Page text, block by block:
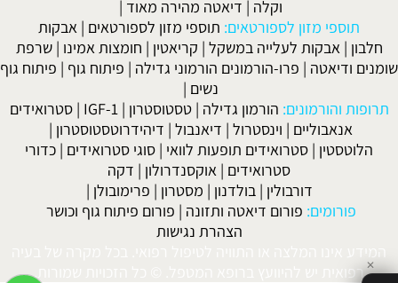
וקלה | דיאטה מהירה מאוד |
תוספי מזון לספורטאים: תוספי מזון לספורטאים | אבקות
חלבון | אבקות לעלייה במשקל | קריאטין | חומצות אמינו |שרפת
שומנים ודיאטה | פרו-הורמונים הורמוני גדילה | פיתוח גוף | פיתוח גוף
נשים |
תרופות והורמונים: הורמון גדילה |טסטוסטרון |
IGF-1
|סטרואידים
אנאבוליים | וינסטרול | דיאנבול | דיהידרוטסטוסטרון |
הלוטסטין | סטרואידים תופעות לוואי | סוגי סטרואידים | כדורי
סטרואידים | אוקסנדרולון | דקה
דורבולין | בולדנון | מסטרון | פרימובולן |
פורומים: פורום דיאטה ותזונה | פורום פיתוח גוף וכושר
הצהרת נגישות
המידע אינו המלצה או התוויה לטיפול רפואי. בכל מקרה של בעיה
רפואית יש להיוועץ ברופא המטפל. © כל הזכויות שמורות. ✕